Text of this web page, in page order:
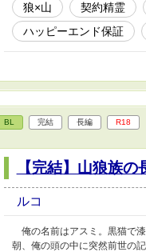
めです。また、戦闘シーンが
になる予定)。 ☆異世界もので
いです。 古代？設定なのに、
身が疑問に思いましたが、そ
狼×山 契約精霊
ハッピーエンド保証
BL 完結 長編 R18
【完結】山狼族
ルコ
俺の名前はアスミ。黒猫で
朝、俺の頭の中に突然前世の